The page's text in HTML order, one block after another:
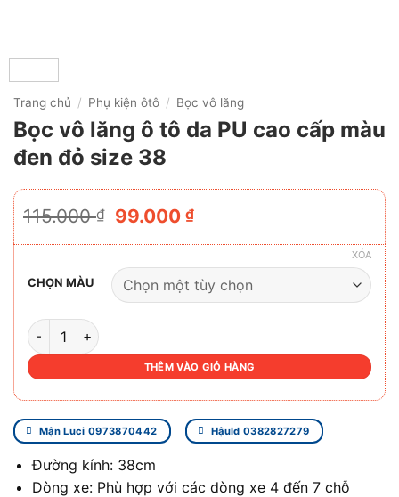
Trang chủ / Phụ kiện ôtô / Bọc vô lăng
Bọc vô lăng ô tô da PU cao cấp màu
đen đỏ size 38
115.000₫
Giá
là:
115.000 ₫.
99.000₫Giá
tại
là:
99.000 ₫.
CHỌN MÀU
XÓA
BỌC VÔ LĂNG Ô TÔ DA PU CAO CẤP MÀU ĐEN ĐỎ SIZE 38
THÊM VÀO GIỎ HÀNG
Mận Luci 0973870442 Hậuld 0382827279
Đường kính: 38cm
Dòng xe: Phù hợp với các dòng xe 4 đến 7 chỗ